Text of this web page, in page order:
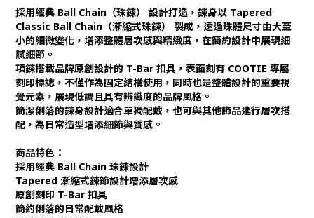
採用經典 Ball Chain（珠鍊） 設計打造，鍊身以 Tapered
Classic Ball Chain（漸縮式珠鍊） 製成，透過珠體尺寸由大至
小的細微變化，增添整體層次感與精緻度，在簡約設計中展現細
膩細節。
項鍊搭載品牌原創設計的 T-Bar 扣具，表面刻有 COOTIE 專屬
刻印標誌，不僅作為固定結構使用，同時也是整體設計的重要視
覺元素，展現低調且具有辨識度的品牌風格。
簡潔俐落的鍊身設計適合單獨配戴，也可與其他飾品進行層次搭
配，為日常造型增添細節與質感。
商品特色：
採用經典 Ball Chain 珠鍊設計
Tapered 漸縮式鍊節設計增添層次感
原創刻印 T-Bar 扣具
簡約俐落的日常配戴風格